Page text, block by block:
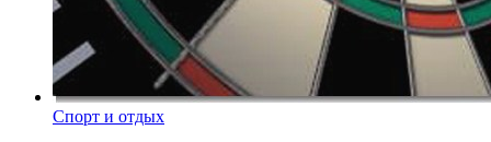
Спорт и отдых